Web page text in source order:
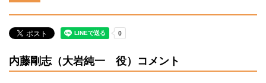
内藤剛志（大岩純一 役）コメント